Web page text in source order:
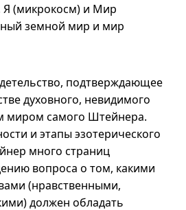
Я (микрокосм) и Мир
земной мир и мир
подтверждающее
духовного, невидимого
миром самого Штейнера.
и этапы эзотерического
много страниц
вопроса о том, какими
(нравственными,
должен обладать